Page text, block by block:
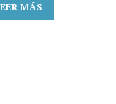
MÁS